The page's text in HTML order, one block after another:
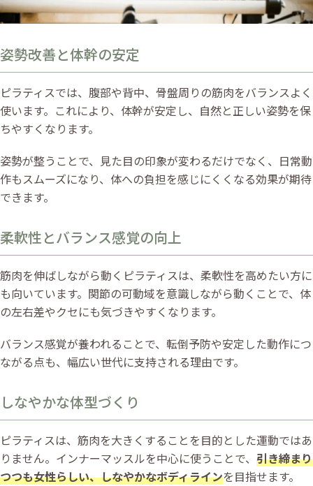
姿勢改善と体幹の安定
ピラティスでは、腹部や背中、骨盤周りの筋肉をバランスよく
使います。これにより、体幹が安定し、自然と正しい姿勢を保
ちやすくなります。
姿勢が整うことで、見た目の印象が変わるだけでなく、日常動
作もスムーズになり、体への負担を感じにくくなる効果が期待
できます。
柔軟性とバランス感覚の向上
筋肉を伸ばしながら動くピラティスは、柔軟性を高めたい方に
も向いています。関節の可動域を意識しながら動くことで、体
の左右差やクセにも気づきやすくなります。
バランス感覚が養われることで、転倒予防や安定した動作につ
ながる点も、幅広い世代に支持される理由です。
しなやかな体型づくり
ピラティスは、筋肉を大きくすることを目的とした運動ではあ
りません。インナーマッスルを中心に使うことで、 引き締まり
つつも女性らしい、しなやかなボディラインを目指せます。